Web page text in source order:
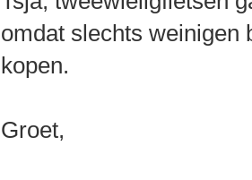
omdat slechts weinigen
kopen.
Groet,